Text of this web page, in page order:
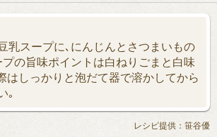
乳スープに､にんじんとさつまいもの
の旨味ポイントは白ねりごまと白味
はしっかりと泡だて器で溶かしてから
｡
レシピ提供：笹谷優